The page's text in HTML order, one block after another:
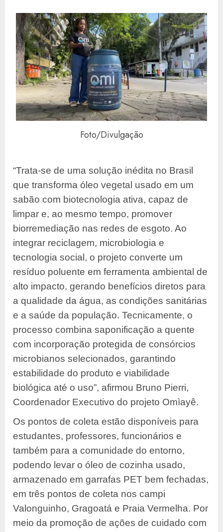
Foto/Divulgação
“Trata-se de uma solução inédita no Brasil
que transforma óleo vegetal usado em um
sabão com biotecnologia ativa, capaz de
limpar e, ao mesmo tempo, promover
biorremediação nas redes de esgoto. Ao
integrar reciclagem, microbiologia e
tecnologia social, o projeto converte um
resíduo poluente em ferramenta ambiental de
alto impacto, gerando benefícios diretos para
a qualidade da água, as condições sanitárias
e a saúde da população. Tecnicamente, o
processo combina saponificação a quente
com incorporação protegida de consórcios
microbianos selecionados, garantindo
estabilidade do produto e viabilidade
biológica até o uso”, afirmou Bruno Pierri,
Coordenador Executivo do projeto Omìayê.
Os pontos de coleta estão disponíveis para
estudantes, professores, funcionários e
também para a comunidade do entorno,
podendo levar o óleo de cozinha usado,
armazenado em garrafas PET bem fechadas,
em três pontos de coleta nos campi
Valonguinho, Gragoatá e Praia Vermelha. Por
meio da promoção de ações de cuidado com